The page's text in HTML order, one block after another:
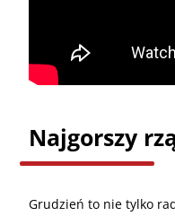
Najgorszy
Grudzień to nie tylko